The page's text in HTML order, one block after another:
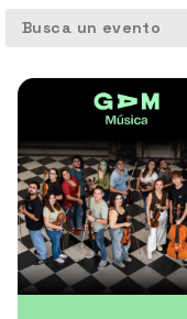
Busca un evento